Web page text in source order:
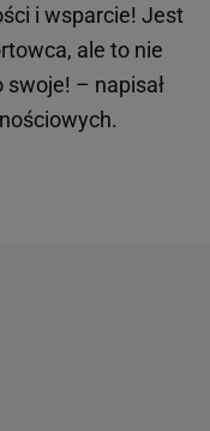
i wsparcie! Jest
ale to nie
– napisał